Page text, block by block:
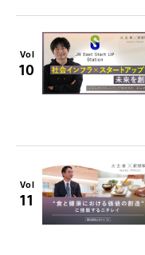
Vol
10
Vol
11